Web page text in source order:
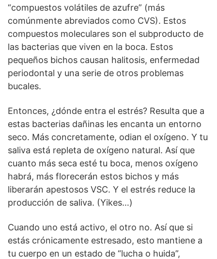
“compuestos volátiles de azufre” (más
comúnmente abreviados como CVS). Estos
compuestos moleculares son el subproducto de
las bacterias que viven en la boca. Estos
pequeños bichos causan halitosis, enfermedad
periodontal y una serie de otros problemas
bucales.
Entonces, ¿dónde entra el estrés? Resulta que a
estas bacterias dañinas les encanta un entorno
seco. Más concretamente, odian el oxígeno. Y tu
saliva está repleta de oxígeno natural. Así que
cuanto más seca esté tu boca, menos oxígeno
habrá, más florecerán estos bichos y más
liberarán apestosos VSC. Y el estrés reduce la
producción de saliva. (Yikes…)
Cuando uno está activo, el otro no. Así que si
estás crónicamente estresado, esto mantiene a
tu cuerpo en un estado de “lucha o huida”,